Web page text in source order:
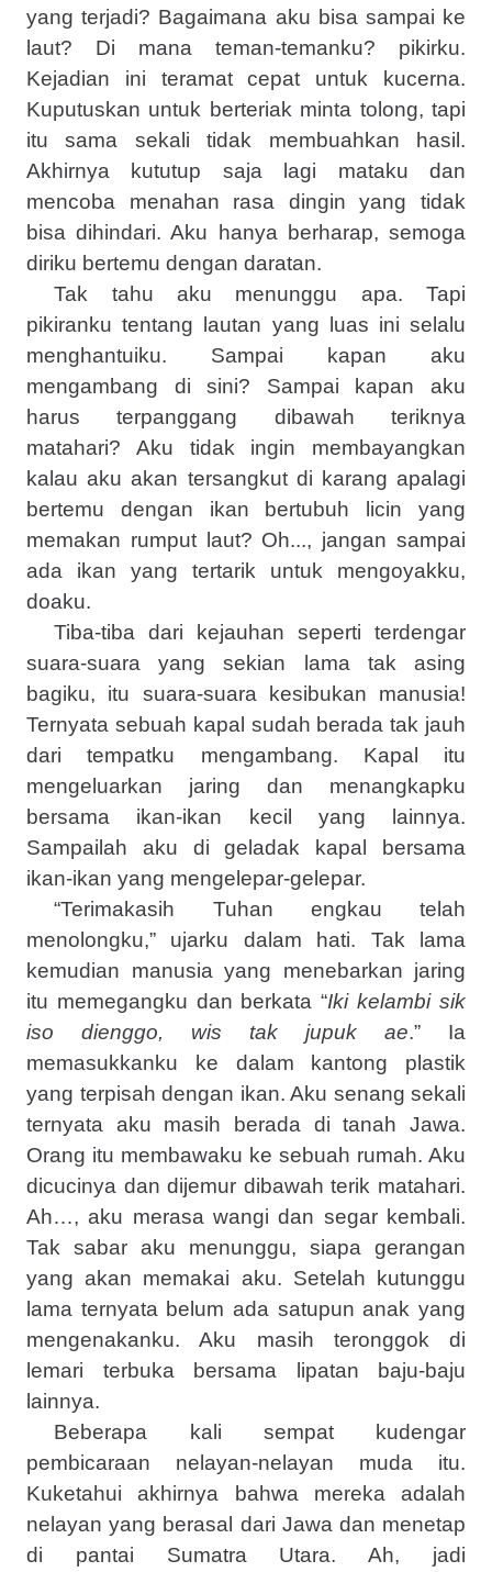
yang terjadi? Bagaimana aku bisa sampai ke
laut? Di mana teman-temanku? pikirku.
Kejadian ini teramat cepat untuk kucerna.
Kuputuskan untuk berteriak minta tolong, tapi
itu sama sekali tidak membuahkan hasil.
Akhirnya kututup saja lagi mataku dan
mencoba menahan rasa dingin yang tidak
bisa dihindari. Aku hanya berharap, semoga
diriku bertemu dengan daratan.
Tak tahu aku menunggu apa. Tapi
pikiranku tentang lautan yang luas ini selalu
menghantuiku. Sampai kapan aku
mengambang di sini? Sampai kapan aku
harus terpanggang dibawah teriknya
matahari? Aku tidak ingin membayangkan
kalau aku akan tersangkut di karang apalagi
bertemu dengan ikan bertubuh licin yang
memakan rumput laut? Oh..., jangan sampai
ada ikan yang tertarik untuk mengoyakku,
doaku.
Tiba-tiba dari kejauhan seperti terdengar
suara-suara yang sekian lama tak asing
bagiku, itu suara-suara kesibukan manusia!
Ternyata sebuah kapal sudah berada tak jauh
dari tempatku mengambang. Kapal itu
mengeluarkan jaring dan menangkapku
bersama ikan-ikan kecil yang lainnya.
Sampailah aku di geladak kapal bersama
ikan-ikan yang mengelepar-gelepar.
“Terimakasih Tuhan engkau telah
menolongku,” ujarku dalam hati. Tak lama
kemudian manusia yang menebarkan jaring
itu memegangku dan berkata “Iki kelambi sik
iso dienggo, wis tak jupuk ae.” Ia
memasukkanku ke dalam kantong plastik
yang terpisah dengan ikan. Aku senang sekali
ternyata aku masih berada di tanah Jawa.
Orang itu membawaku ke sebuah rumah. Aku
dicucinya dan dijemur dibawah terik matahari.
Ah…, aku merasa wangi dan segar kembali.
Tak sabar aku menunggu, siapa gerangan
yang akan memakai aku. Setelah kutunggu
lama ternyata belum ada satupun anak yang
mengenakanku. Aku masih teronggok di
lemari terbuka bersama lipatan baju-baju
lainnya.
Beberapa kali sempat kudengar
pembicaraan nelayan-nelayan muda itu.
Kuketahui akhirnya bahwa mereka adalah
nelayan yang berasal dari Jawa dan menetap
di pantai Sumatra Utara. Ah, jadi